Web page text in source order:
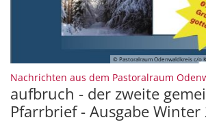
© Pastoralraum Odenwaldkreis c/o
Nachrichten aus dem Pastoralraum
aufbruch - der zweite
Pfarrbrief - Ausgabe Winter